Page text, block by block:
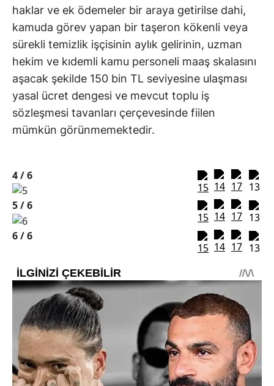
haklar ve ek ödemeler bir araya getirilse dahi,
kamuda görev yapan bir taşeron kökenli veya
sürekli temizlik işçisinin aylık gelirinin, uzman
hekim ve kıdemli kamu personeli maaş skalasını
aşacak şekilde 150 bin TL seviyesine ulaşması
yasal ücret dengesi ve mevcut toplu iş
sözleşmesi tavanları çerçevesinde fiilen
mümkün görünmemektedir.
4 /6
5 /6
6 /6